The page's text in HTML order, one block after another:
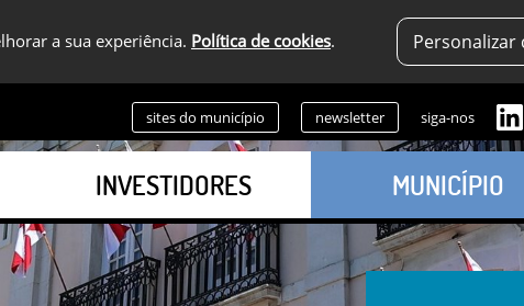
a sua experiência. Política de cookies. Personalizar
sites do município newsletter siga-nos
INVESTIDORES MUNICÍPIO